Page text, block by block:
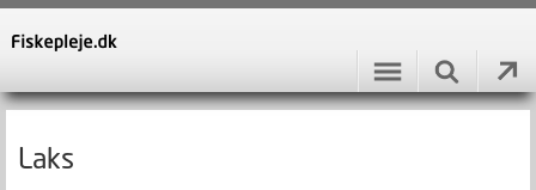
Laks